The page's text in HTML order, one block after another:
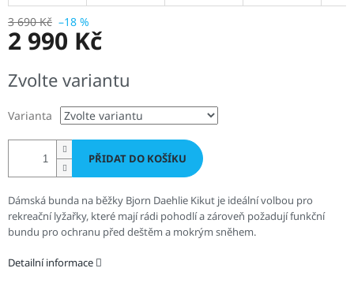
3 690 Kč –18 %
2 990 Kč
cena:
Zvolte variantu
Varianta
PŘIDAT DO KOŠÍKU
Dámská bunda na běžky Bjorn Daehlie Kikut je ideální volbou pro
rekreační lyžařky, které mají rádi pohodlí a zároveň požadují funkční
bundu pro ochranu před deštěm a mokrým sněhem.
Detailní informace